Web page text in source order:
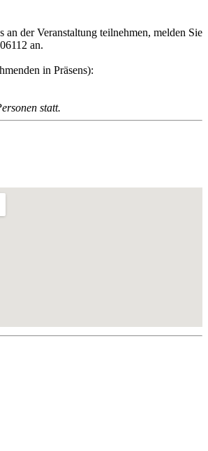
an der Veranstaltung teilnehmen, melden Sie
an.
in Präsens):
statt.